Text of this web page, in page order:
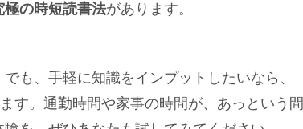
極の時短読書法があります。
も、手軽に知識をインプットしたいなら、
す。通勤時間や家事の時間が、あっという間